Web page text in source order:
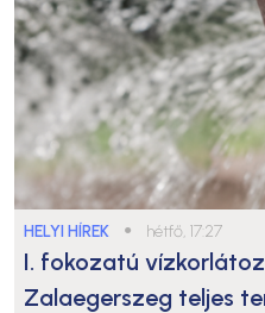
HELYI HÍREK ● hétfő, 17:27
I. fokozatú
Zalaegerszeg teljes